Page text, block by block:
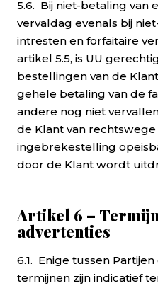
5.6. Bij niet-betaling van
vervaldag evenals bij
intresten en forfaitaire
artikel 5.5, is UU
bestellingen van de
gehele betaling van de
andere nog niet
de Klant van
ingebrekestelling
door de Klant wordt
Artikel 6 –
advertenties
6.1. Enige tussen
termijnen zijn indicatief